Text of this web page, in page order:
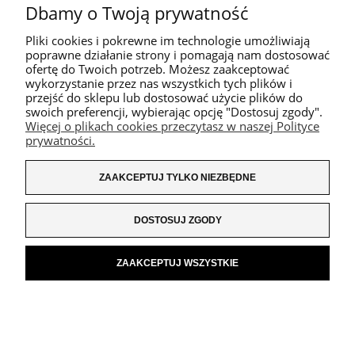
Dbamy o Twoją prywatność
Pliki cookies i pokrewne im technologie umożliwiają
poprawne działanie strony i pomagają nam dostosować
ofertę do Twoich potrzeb. Możesz zaakceptować
wykorzystanie przez nas wszystkich tych plików i
przejść do sklepu lub dostosować użycie plików do
swoich preferencji, wybierając opcję "Dostosuj zgody".
Więcej o plikach cookies przeczytasz w naszej Polityce
prywatności.
ZAAKCEPTUJ TYLKO NIEZBĘDNE
DOSTOSUJ ZGODY
ZAAKCEPTUJ WSZYSTKIE